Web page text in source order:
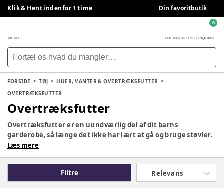
Klik & Hent indenfor 1 time Din favoritbutik
MENU LOG INDFAVORITTER0,00 KR.
0
FORSIDE TØJ
HUER, VANTER & OVERTRÆKSFUTTER
OVERTRÆKSFUTTER
Overtræksfutter
Overtræksfutter er en uundværlig del af dit barns
garderobe, så længe det ikke har lært at gå og bruge støvler.
Overtræksfutter er fleksible, varme og vandtætte, så dit
regnvejrsfulde og kølige dage uden at få kolde og våde
fødder. Se vores udvalg af overtræksfutter her på siden.
Læs mere
Filtre Relevans